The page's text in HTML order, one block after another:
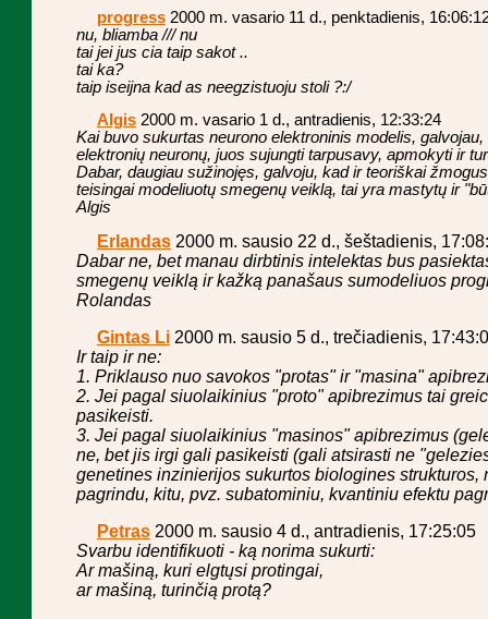
progress2000 m. vasario 11 d., penktadienis,
nu, bliamba /// nu
tai jei jus cia taip sakot ..
tai ka?
taip iseijna kad as neegzistuoju stoli ?:/
Algis2000 m. vasario 1 d., antradienis, 12:33:24
Kai buvo sukurtas neurono elektroninis modelis,
elektronių neuronų, juos sujungti tarpusavy, apmokyti ir
Dabar, daugiau sužinojęs, galvoju, kad ir teoriškai
teisingai modeliuotų smegenų veiklą, tai yra mastytų ir
Algis
Erlandas2000 m. sausio 22 d., šeštadienis,
Dabar ne, bet manau dirbtinis intelektas bus
smegenų veiklą ir kažką panašaus sumodeliuos
Rolandas
Gintas Li2000 m. sausio 5 d., trečiadienis,
Ir taip ir ne:
1. Priklauso nuo savokos "protas" ir "masina"
2. Jei pagal siuolaikinius "proto" apibrezimus tai
pasikeisti.
3. Jei pagal siuolaikinius "masinos" apibrezimus
ne, bet jis irgi gali pasikeisti (gali atsirasti ne
genetines inzinierijos sukurtos biologines strukturos,
pagrindu, kitu, pvz. subatominiu, kvantiniu efektu
Petras2000 m. sausio 4 d., antradienis, 17:25:05
Svarbu identifikuoti - ką norima sukurti:
Ar mašiną, kuri elgtųsi protingai,
ar mašiną, turinčią protą?